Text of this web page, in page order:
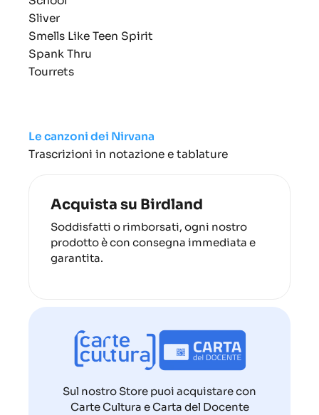
Sliver
Smells Like Teen Spirit
Spank Thru
Tourrets
Le canzoni dei Nirvana
Trascrizioni in notazione e tablature
Acquista su Birdland
Soddisfatti o rimborsati, ogni nostro
prodotto è con consegna immediata e
garantita.
Sul nostro Store puoi acquistare con
Carte Cultura e Carta del Docente